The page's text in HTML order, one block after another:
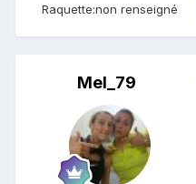
Raquette:non renseigné
Mel_79